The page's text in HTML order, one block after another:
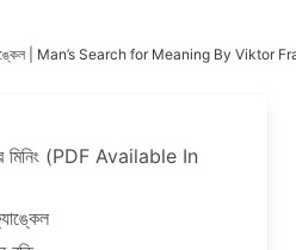
ফ্র্যাঙ্কেল | Man’s Search for Meaning By Viktor
মিনিং (PDF Available In